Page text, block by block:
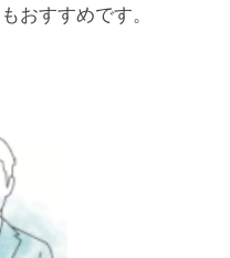
おすすめです。